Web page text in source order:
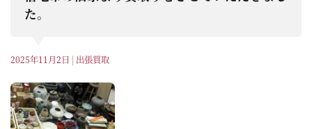
た。
2025年11月2日 | 出張買取